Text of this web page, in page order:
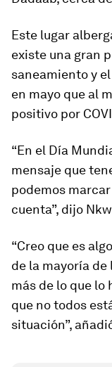
Este lugar
existe una gran
saneamiento y
en mayo que al
positivo por
“En el Día
mensaje que
podemos
cuenta”, dijo
“Creo que es
de la mayoría
más de lo que lo
que no todos
situación”,